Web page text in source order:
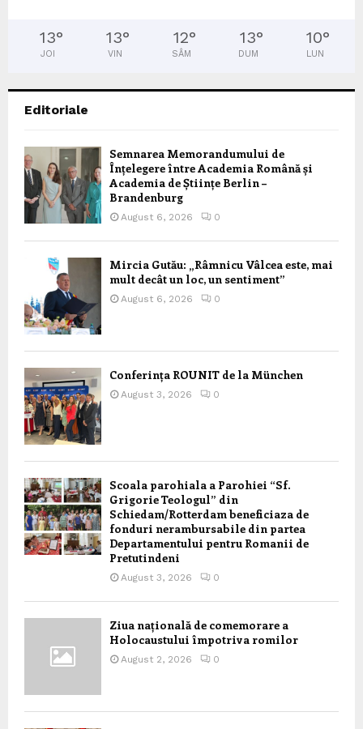
13°
JOI
13°
VIN
12°
SÂM
13°
DUM
10°
LUN
Editoriale
Semnarea Memorandumului de
Înțelegere între Academia Română și
Academia de Științe Berlin –
Brandenburg
August 6, 2026 0
Mircia Gutău: „Râmnicu Vâlcea este, mai
mult decât un loc, un sentiment”
August 6, 2026 0
Conferința ROUNIT de la München
August 3, 2026 0
Scoala parohiala a Parohiei “Sf.
Grigorie Teologul” din
Schiedam/Rotterdam beneficiaza de
fonduri nerambursabile din partea
Departamentului pentru Romanii de
Pretutindeni
August 3, 2026 0
Ziua națională de comemorare a
Holocaustului împotriva romilor
August 2, 2026 0